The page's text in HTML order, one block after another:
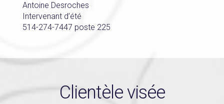
Antoine Desroches
Intervenant d’été
514-274-7447 poste 225
Clientèle visée